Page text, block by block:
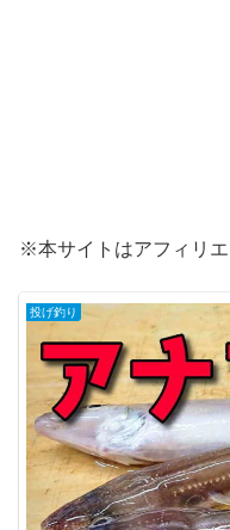
※本サイトはアフィリ
投げ釣り